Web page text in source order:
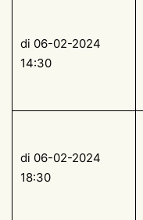
di 06-02-2024
14:30
di 06-02-2024
18:30